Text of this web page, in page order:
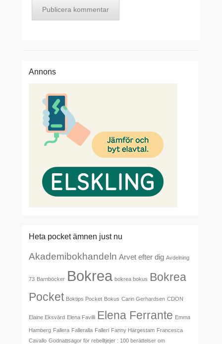
Annons
Heta pocket ämnen just nu
Akademibokhandeln Arvet efter dig Avdelning
73 Barnböcker Bokrea bokrea bokus Bokrea
Pocket Boktips Pocket Bokus Carin Gerhardsen CDON
Elaine Eksvärd Elena Favilli Elena Ferrante Emma
Hamberg Fallera Falleralla Falleri Fanny Härgestam Francesca
Cavallo Godnattsagor för rebelltjejer : 100 berättelser om